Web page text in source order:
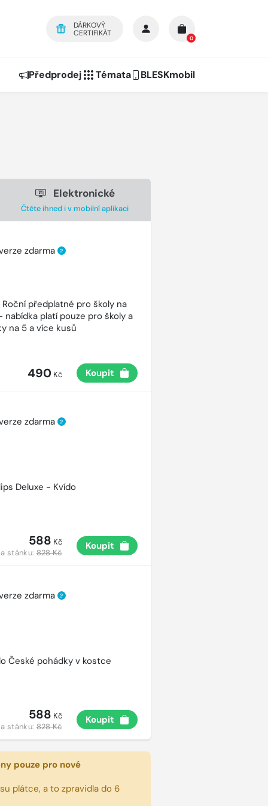
DÁRKOVÝ
CERTIFIKÁT
0
Předprodej Témata BLESKmobil
Elektronické
Čtěte ihned i v mobilní aplikaci
zdarma ?
předplatné pro školy na
nabídka platí pouze pro školy a
na 5 a více kusů
490Kč Koupit
zdarma ?
Deluxe - Kvído
588 Kč
stánku:828 Kč
Koupit
zdarma ?
České pohádky v kostce
588 Kč
stánku:828 Kč
Koupit
pouze pro nové
plátce, a to zpravidla do 6